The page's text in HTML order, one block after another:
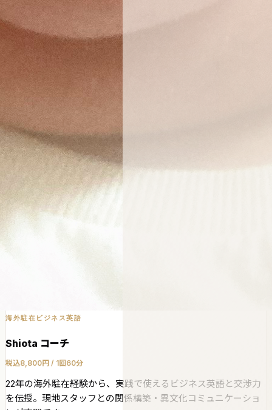
海外駐在ビジネス英語
Shiota コーチ
税込8,800円 / 1回60分
22年の海外駐在経験から、実践で使えるビジネス英語と交渉力
を伝授。現地スタッフとの関係構築・異文化コミュニケーショ